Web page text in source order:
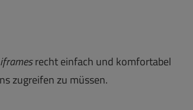
iframesrecht einfach und komfortabel
zugreifen zu müssen.